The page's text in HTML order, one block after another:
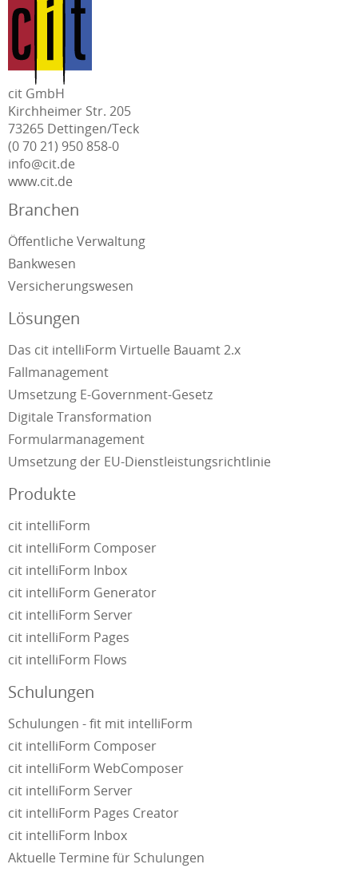
cit GmbH
Kirchheimer Str. 205
73265 Dettingen/Teck
(0 70 21) 950 858-0
info@cit.de
www.cit.de
Branchen
Öffentliche Verwaltung
Bankwesen
Versicherungswesen
Lösungen
Das cit intelliForm Virtuelle Bauamt 2.x
Fallmanagement
Umsetzung E-Government-Gesetz
Digitale Transformation
Formularmanagement
Umsetzung der EU-Dienstleistungsrichtlinie
Produkte
cit intelliForm
cit intelliForm Composer
cit intelliForm Inbox
cit intelliForm Generator
cit intelliForm Server
cit intelliForm Pages
cit intelliForm Flows
Schulungen
Schulungen - fit mit intelliForm
cit intelliForm Composer
cit intelliForm WebComposer
cit intelliForm Server
cit intelliForm Pages Creator
cit intelliForm Inbox
Aktuelle Termine für Schulungen